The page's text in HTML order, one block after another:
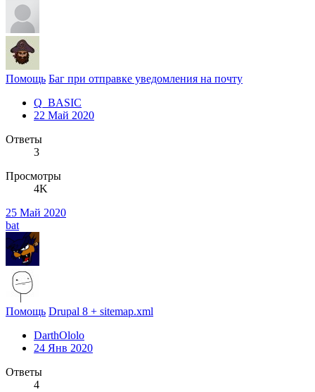
Помощь Баг при отправке уведомления на почту
Q_BASIC
22 Май 2020
Ответы
3
Просмотры
4K
25 Май 2020
bat
Помощь Drupal 8 + sitemap.xml
DarthOlolo
24 Янв 2020
Ответы
4